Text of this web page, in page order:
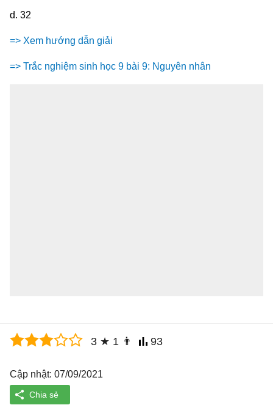
d. 32
=> Xem hướng dẫn giải
=> Trắc nghiệm sinh học 9 bài 9: Nguyên nhân
3 ★ 1 👨 93
Cập nhật: 07/09/2021